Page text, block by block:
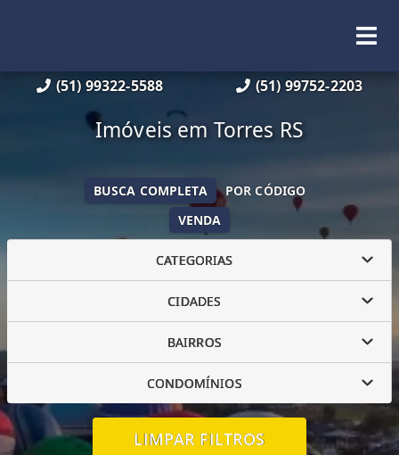
(51) 99322-5588 (51) 99752-2203
Imóveis em Torres RS
VENDA
BUSCA COMPLETA POR CÓDIGO
CATEGORIAS
CIDADES
BAIRROS
CONDOMÍNIOS
LIMPAR FILTROS